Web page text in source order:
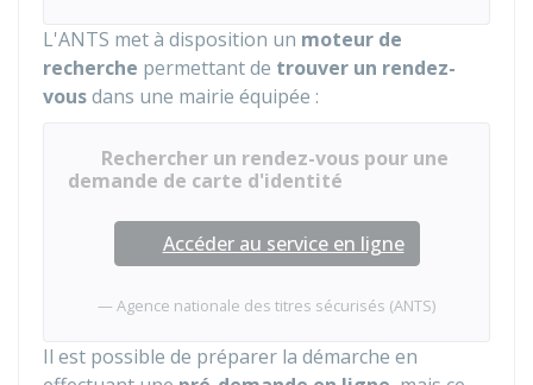
L'ANTS met à disposition un moteur de
recherche permettant de trouver un rendez-
vousdans une mairie équipée :
Rechercher un rendez-vous pour une
demande de carte d'identité
Accéder au service en ligne
Agence nationale des titres sécurisés (ANTS)
Il est possible de préparer la démarche en